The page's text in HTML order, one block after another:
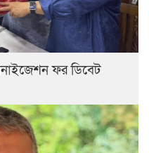
ফর ডিবেট